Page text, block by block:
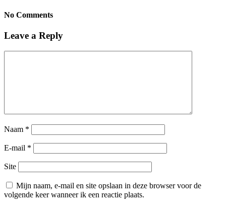
No Comments
Leave a Reply
Naam *
E-mail *
Site
Mijn naam, e-mail en site opslaan in deze browser voor de
volgende keer wanneer ik een reactie plaats.